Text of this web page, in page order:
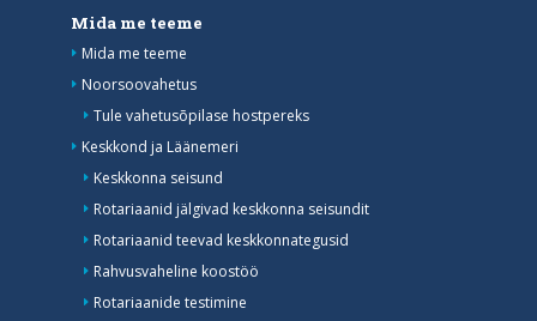
Mida me teeme
Mida me teeme
Noorsoovahetus
Tule vahetusõpilase hostpereks
Keskkond ja Läänemeri
Keskkonna seisund
Rotariaanid jälgivad keskkonna seisundit
Rotariaanid teevad keskkonnategusid
Rahvusvaheline koostöö
Rotariaanide testimine